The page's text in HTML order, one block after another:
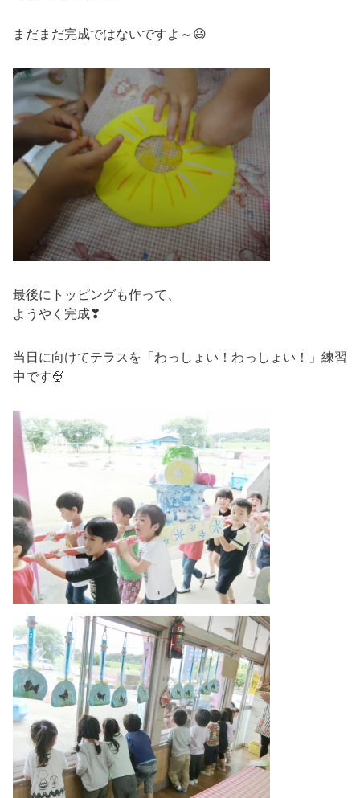
まだまだ完成ではないですよ～😃
最後にトッピングも作って、
ようやく完成❣
当日に向けてテラスを「わっしょい！わっしょい！」練習
中です🍨